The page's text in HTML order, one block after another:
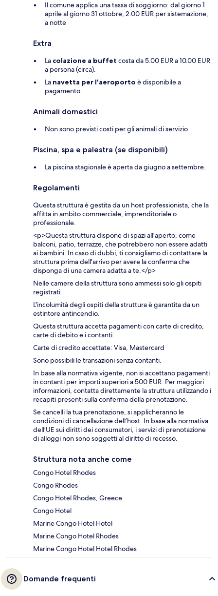
Il comune applica una tassa di soggiorno: dal giorno 1
aprile al giorno 31 ottobre, 2.00 EUR per sistemazione,
a notte
Extra
La colazione a buffet costa da 5.00 EUR a 10.00 EUR
a persona (circa).
La navetta per l'aeroporto è disponibile a
pagamento.
Animali domestici
Non sono previsti costi per gli animali di servizio
Piscina, spa e palestra (se disponibili)
La piscina stagionale è aperta da giugno a settembre.
Regolamenti
Questa struttura è gestita da un host professionista, che la
affitta in ambito commerciale, imprenditoriale o
professionale.
<p>Questa struttura dispone di spazi all'aperto, come
balconi, patio, terrazze, che potrebbero non essere adatti
ai bambini. In caso di dubbi, ti consigliamo di contattare la
struttura prima dell'arrivo per avere la conferma che
disponga di una camera adatta a te.</p>
Nelle camere della struttura sono ammessi solo gli ospiti
registrati.
L'incolumità degli ospiti della struttura è garantita da un
estintore antincendio.
Questa struttura accetta pagamenti con carte di credito,
carte di debito e i contanti.
Carte di credito accettate: Visa, Mastercard
Sono possibili le transazioni senza contanti.
In base alla normativa vigente, non si accettano pagamenti
in contanti per importi superiori a 500 EUR. Per maggiori
informazioni, contatta direttamente la struttura utilizzando i
recapiti presenti sulla conferma della prenotazione.
Se cancelli la tua prenotazione, si applicheranno le
condizioni di cancellazione dell’host. In base alla normativa
dell’UE sui diritti dei consumatori, i servizi di prenotazione
di alloggi non sono soggetti al diritto di recesso.
Struttura nota anche come
Congo Hotel Rhodes
Congo Rhodes
Congo Hotel Rhodes, Greece
Congo Hotel
Marine Congo Hotel Hotel
Marine Congo Hotel Rhodes
Marine Congo Hotel Hotel Rhodes
Domande frequenti